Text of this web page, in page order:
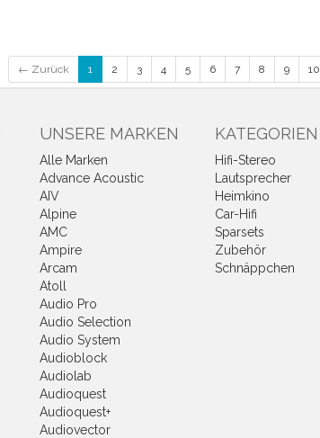
← Zurück 1 2 3 4 5 6 7 8 9 10
UNSERE MARKEN
Alle Marken
Advance Acoustic
AIV
Alpine
AMC
Ampire
Arcam
Atoll
Audio Pro
Audio Selection
Audio System
Audioblock
Audiolab
Audioquest
Audioquest+
Audiovector
KATEGORIEN
Hifi-Stereo
Lautsprecher
Heimkino
Car-Hifi
Sparsets
Zubehör
Schnäppchen